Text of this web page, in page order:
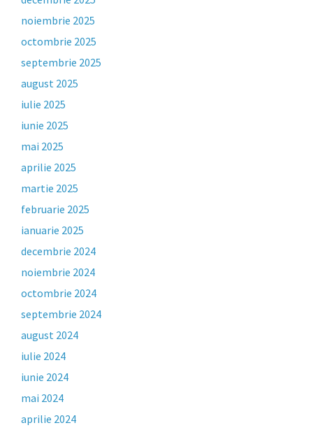
noiembrie 2025
octombrie 2025
septembrie 2025
august 2025
iulie 2025
iunie 2025
mai 2025
aprilie 2025
martie 2025
februarie 2025
ianuarie 2025
decembrie 2024
noiembrie 2024
octombrie 2024
septembrie 2024
august 2024
iulie 2024
iunie 2024
mai 2024
aprilie 2024